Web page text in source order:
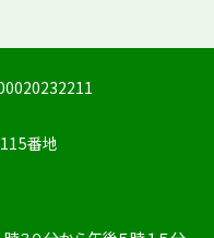
番地